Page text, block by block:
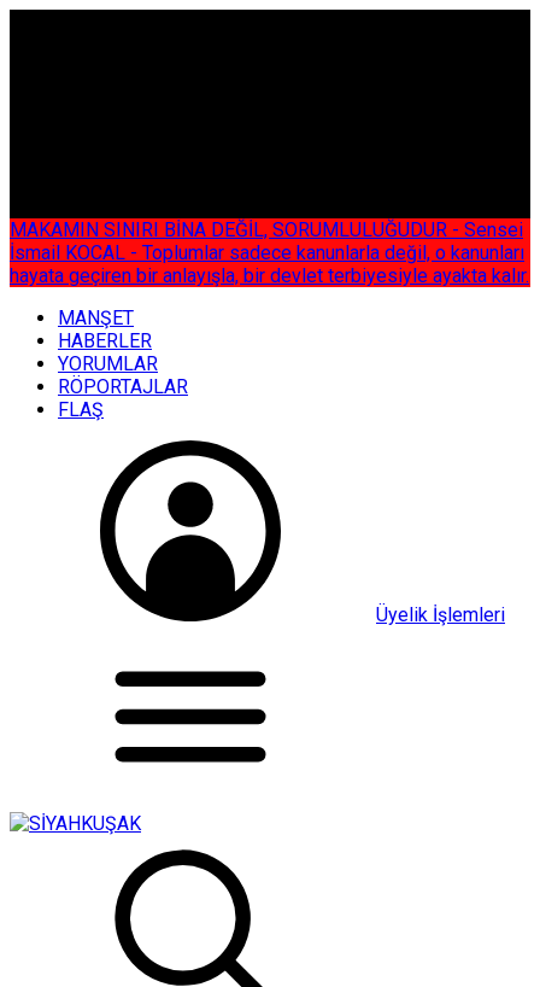
MAKAMIN SINIRI BİNA DEĞİL, SORUMLULUĞUDUR - Sensei
İsmail KOCAL - Toplumlar sadece kanunlarla değil, o kanunları
hayata geçiren bir anlayışla, bir devlet terbiyesiyle ayakta kalır.
MANŞET
HABERLER
YORUMLAR
RÖPORTAJLAR
FLAŞ
Üyelik İşlemleri